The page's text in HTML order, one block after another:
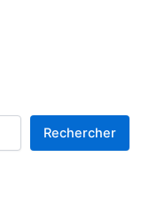
Rechercher